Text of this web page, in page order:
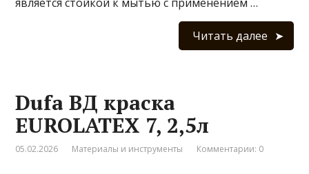
Читать далее
Dufa ВД краска
EUROLATEX 7, 2,5л
05.02.2026 Материалы и инструменты Комментарии: 0